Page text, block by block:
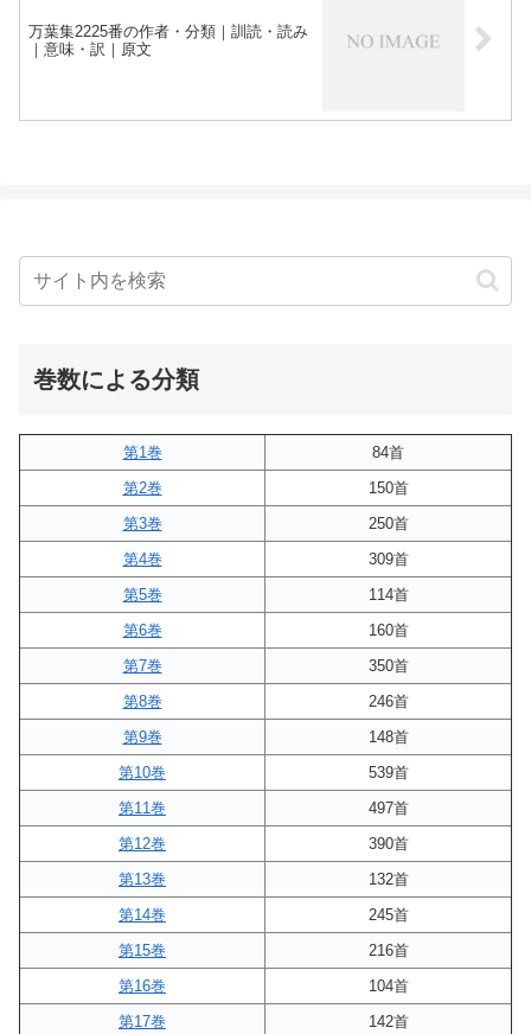
万葉集2225番の作者・分類｜訓読・読み
｜意味・訳｜原文
巻数による分類
第1巻
84首
第2巻
150首
第3巻
250首
第4巻
309首
第5巻
114首
第6巻
160首
第7巻
350首
第8巻
246首
第9巻
148首
第10巻
539首
第11巻
497首
第12巻
390首
第13巻
132首
第14巻
245首
第15巻
216首
第16巻
104首
第17巻
142首